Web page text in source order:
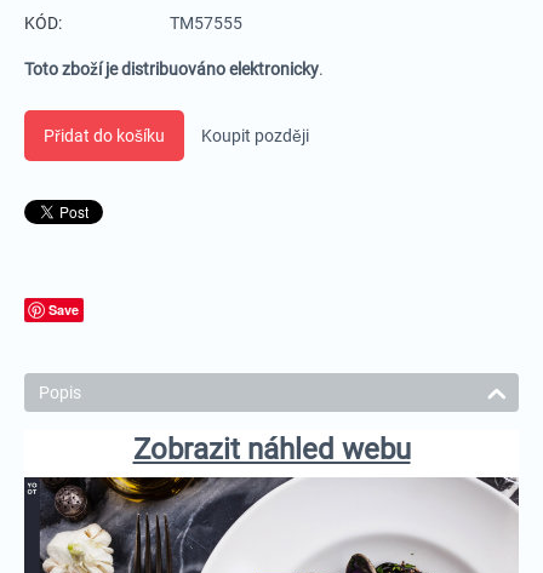
KÓD: TM57555
Toto zboží je distribuováno elektronicky.
Přidat do košíku Koupit později
Save
Popis
Zobrazit náhled webu